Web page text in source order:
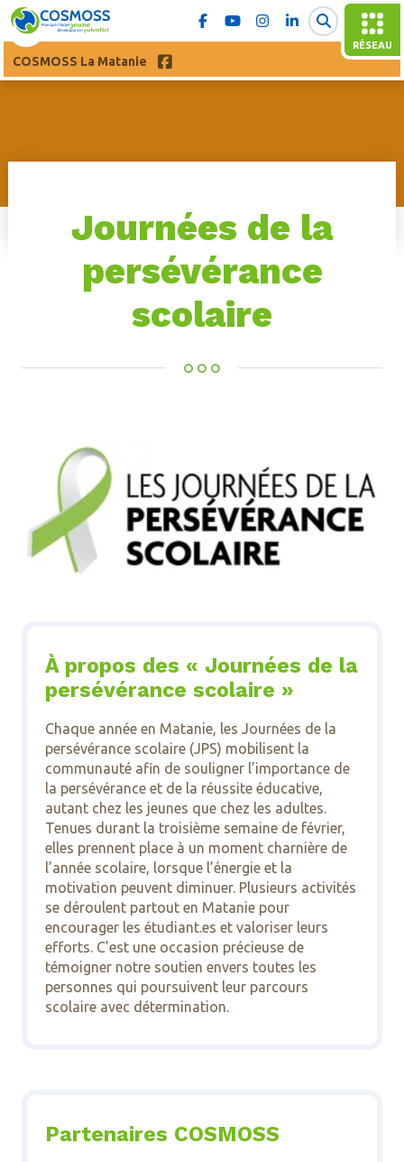
RÉSEAU
COSMOSS La Matanie
Journées de la
persévérance
scolaire
À propos des « Journées de la
persévérance scolaire »
Chaque année en Matanie, les Journées de la
persévérance scolaire (JPS) mobilisent la
communauté afin de souligner l’importance de
la persévérance et de la réussite éducative,
autant chez les jeunes que chez les adultes.
Tenues durant la troisième semaine de février,
elles prennent place à un moment charnière de
l’année scolaire, lorsque l’énergie et la
motivation peuvent diminuer. Plusieurs activités
se déroulent partout en Matanie pour
encourager les étudiant.es et valoriser leurs
efforts. C’est une occasion précieuse de
témoigner notre soutien envers toutes les
personnes qui poursuivent leur parcours
scolaire avec détermination.
Partenaires COSMOSS